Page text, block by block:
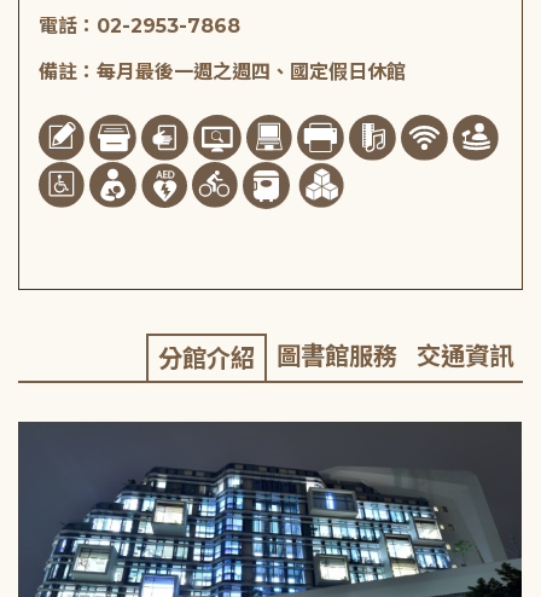
電話：02-2953-7868
備註：每月最後一週之週四、國定假日休館
分館介紹 圖書館服務 交通資訊